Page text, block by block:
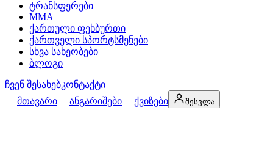
ტრანსფერები
MMA
ქართული ფეხბურთი
ქართველი სპორტსმენები
სხვა სახეობები
ბლოგი
ჩვენ შესახებკონტაქტი
მთავარი
ანგარიშები ქვიზები შესვლა